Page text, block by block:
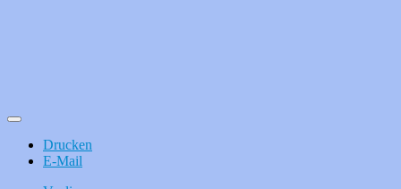
Drucken
E-Mail